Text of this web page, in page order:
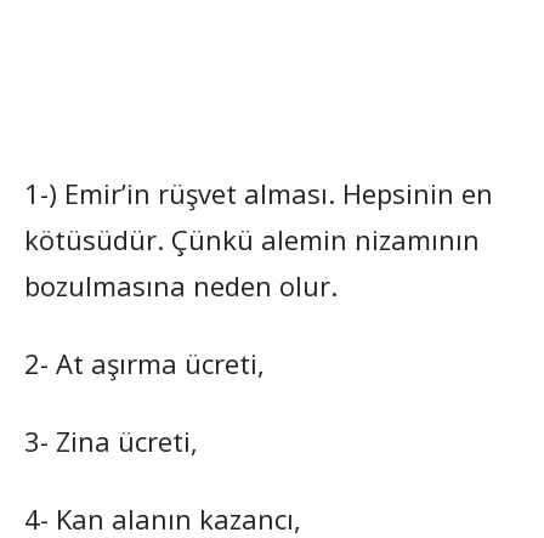
1-) Emir’in rüşvet alması. Hepsinin en
kötüsüdür. Çünkü alemin nizamının
bozulmasına neden olur.
2- At aşırma ücreti,
3- Zina ücreti,
4- Kan alanın kazancı,